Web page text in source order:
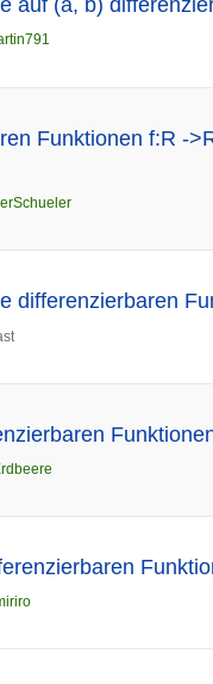
auf (a, b)
Funktionen f:R -
differenzierbaren